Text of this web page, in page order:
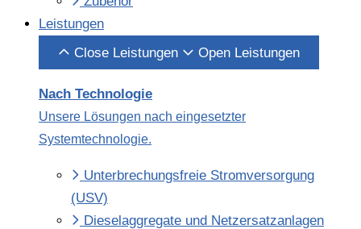
Leistungen
Close Leistungen
Open Leistungen
Nach Technologie
Unsere Lösungen nach eingesetzter
Systemtechnologie.
Unter­brechungs­freie Strom­versorgung
(USV)
Diesel­­aggregate und Netz­­ersatz­anlagen